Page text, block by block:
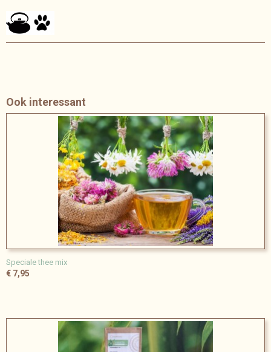
Ook interessant
Speciale thee mix
€ 7,95